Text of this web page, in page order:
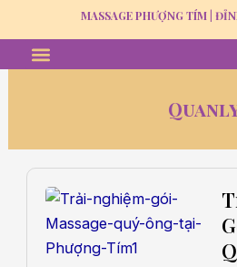
to
content
MASSAGE PHƯỢNG TÍM |
Menu